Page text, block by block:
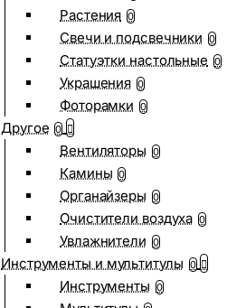
Растения 0
Свечи и подсвечники 0
Статуэтки настольные 0
Украшения 0
Фоторамки 0
Другое 0
Вентиляторы 0
Камины 0
Органайзеры 0
Очистители воздуха 0
Увлажнители 0
Инструменты и мультитулы 0
Инструменты 0